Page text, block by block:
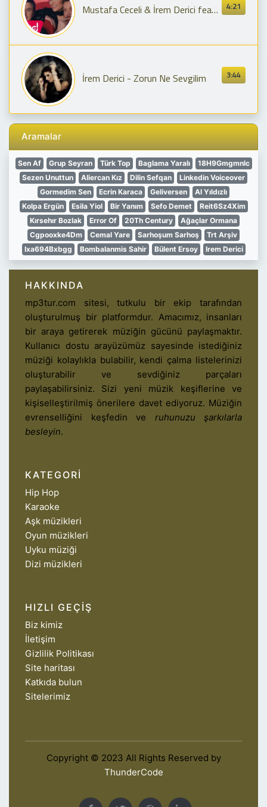
4:21
Mustafa Ceceli & İrem Derici feat. Sinan Akçıl - Çok Sevmek Yasaklanmalı
3:44
İrem Derici - Zorun Ne Sevgilim
Aramalar
Sen Af Grup Seyran Türk Top Baglama Yaralı
18H9Gmgmnlc
Sezen Unuttun
Aliercan Kız Dilin Sefqan
Linkedin Voiceover
Gormedim Sen
Ecrin Karaca Geliversen
Al Yıldızlı
Kolpa Ergün
Esila Yiol Bir Yanım Sefo Demet
Reit6Sz4Xim
Kırsehır Bozlak
Error Of 20Th Century
Ağaçlar Ormana
Cgpooxke4Dm
Cemal Yare Sarhoşum Sarhoş
Trt Arşiv
Ixa694Bxbgg
Bombalanmis Sahir Bülent Ersoy Irem Derici
HAKKINDA
mp3tur.com sitesi, tutkulu bir ekip tarafından
oluşturulmuş bir platformdur. Amacımız, insanları
bir araya getirerek müziğin gücünü paylaşmaktır.
Kullanıcı dostu arayüzümüz sayesinde istediğiniz
müziği kolaylıkla bulabilir, kendi çalma listelerinizi
oluşturabilir ve sevdiğiniz parçaları
paylaşabilirsiniz. Sizi yeni müzik keşiflerine ve
kişiselleştirilmiş önerilere davet ediyoruz. Müziğin
evrenselliğini keşfedin ve ruhunuzu şarkılarla
besleyin.
KATEGORI
Hip Hop
Karaoke
Aşk müzikleri
Oyun müzikleri
Uyku müziği
Dizi müzikleri
HIZLI GEÇIŞ
Biz kimiz
İletişim
Gizlilik Politikası
Site haritası
Katkıda bulun
Sitelerimiz
Copyright © 2023 All Rights Reserved by
ThunderCode